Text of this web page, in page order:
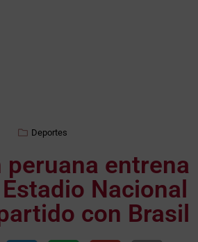
Deportes
peruana entrena
Nacional
con Brasil